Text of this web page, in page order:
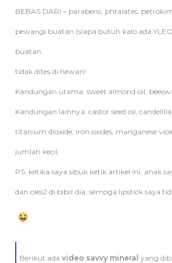
BEBAS DARI – parabens, phtalates,
pewangi buatan (siapa butuh kalo ada
buatan
tidak dites di hewan!
Kandungan utama: sweet almond oil,
Kandungan lainnya: castor seed oil,
titanium dioxide, iron oxides, manganese
jumlah kecil.
PS. ketika saya sibuk ketik artikel ini, anak
dan oles2 di bibir dia, semoga lipstick saya
Berikut ada video savvy mineral yang